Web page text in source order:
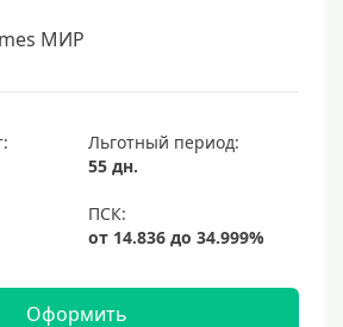
МИР
Льготный период:
55 дн.
Оформить